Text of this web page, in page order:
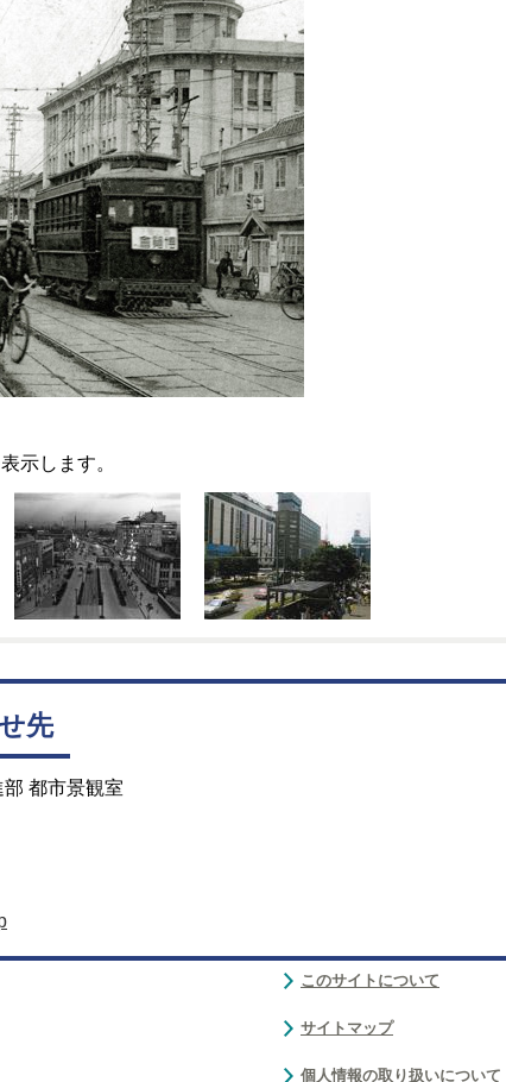
示します。
先
都市景観室
このサイトについて
サイトマップ
個人情報の取り扱いについて